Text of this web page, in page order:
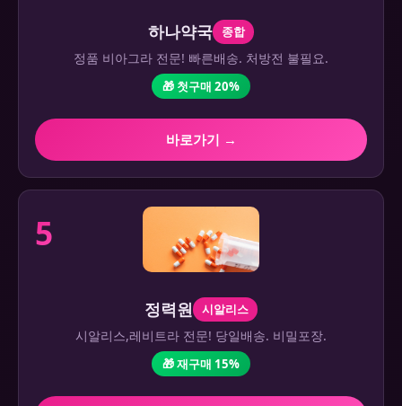
하나약국 종합
정품 비아그라 전문! 빠른배송. 처방전 불필요.
🎁 첫구매 20%
바로가기 →
5
정력원 시알리스
시알리스,레비트라 전문! 당일배송. 비밀포장.
🎁 재구매 15%